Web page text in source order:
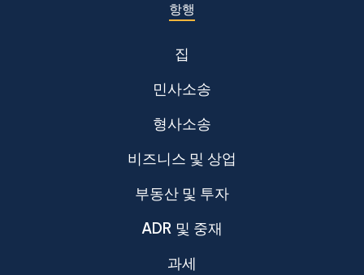
항행
집
민사소송
형사소송
비즈니스 및 상업
부동산 및 투자
ADR 및 중재
과세